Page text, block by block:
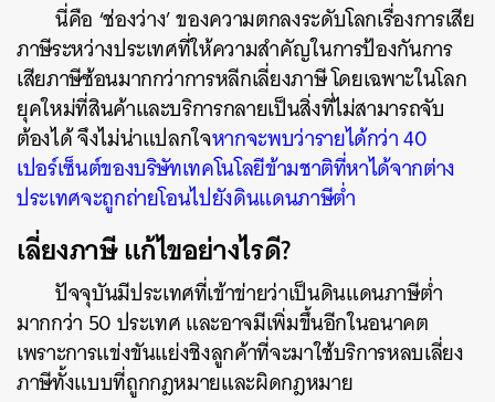
นี่คือ ‘ช่องว่าง’ ของความตกลงระดับโลกเรื่องการเสีย
ภาษีระหว่างประเทศที่ให้ความสำคัญในการป้องกันการ
เสียภาษีซ้อนมากกว่าการหลีกเลี่ยงภาษี โดยเฉพาะในโลก
ยุคใหม่ที่สินค้าและบริการกลายเป็นสิ่งที่ไม่สามารถจับ
ต้องได้ จึงไม่น่าแปลกใจหากจะพบว่ารายได้กว่า 40
เปอร์เซ็นต์ของบริษัทเทคโนโลยีข้ามชาติที่หาได้จากต่าง
ประเทศจะถูกถ่ายโอนไปยังดินแดนภาษีต่ำ
เลี่ยงภาษี แก้ไขอย่างไรดี?
ปัจจุบันมีประเทศที่เข้าข่ายว่าเป็นดินแดนภาษีต่ำ
มากกว่า 50 ประเทศ และอาจมีเพิ่มขึ้นอีกในอนาคต
เพราะการแข่งขันแย่งชิงลูกค้าที่จะมาใช้บริการหลบเลี่ยง
ภาษีทั้งแบบที่ถูกกฎหมายและผิดกฎหมาย
ค้นหา
SHARE